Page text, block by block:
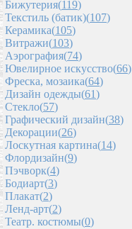
Бижутерия(119)
Текстиль (батик)(107)
Керамика(105)
Витражи(103)
Аэрография(74)
Ювелирное искусство(66)
Фреска, мозаика(64)
Дизайн одежды(61)
Стекло(57)
Графический дизайн(38)
Декорации(26)
Лоскутная картина(14)
Флордизайн(9)
Пэчворк(4)
Бодиарт(3)
Плакат(2)
Ленд-арт(2)
Театр. костюмы(0)